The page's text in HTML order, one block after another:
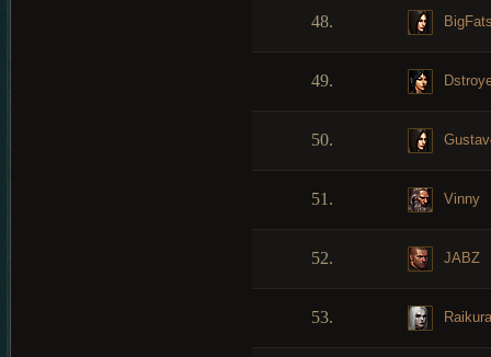
48.
49.
50.
51. Vinny
52. JABZ
53.